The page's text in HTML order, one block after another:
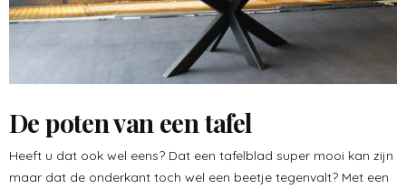
De poten van een tafel
Heeft u dat ook wel eens? Dat een tafelblad super mooi kan zijn
maar dat de onderkant toch wel een beetje tegenvalt? Met een